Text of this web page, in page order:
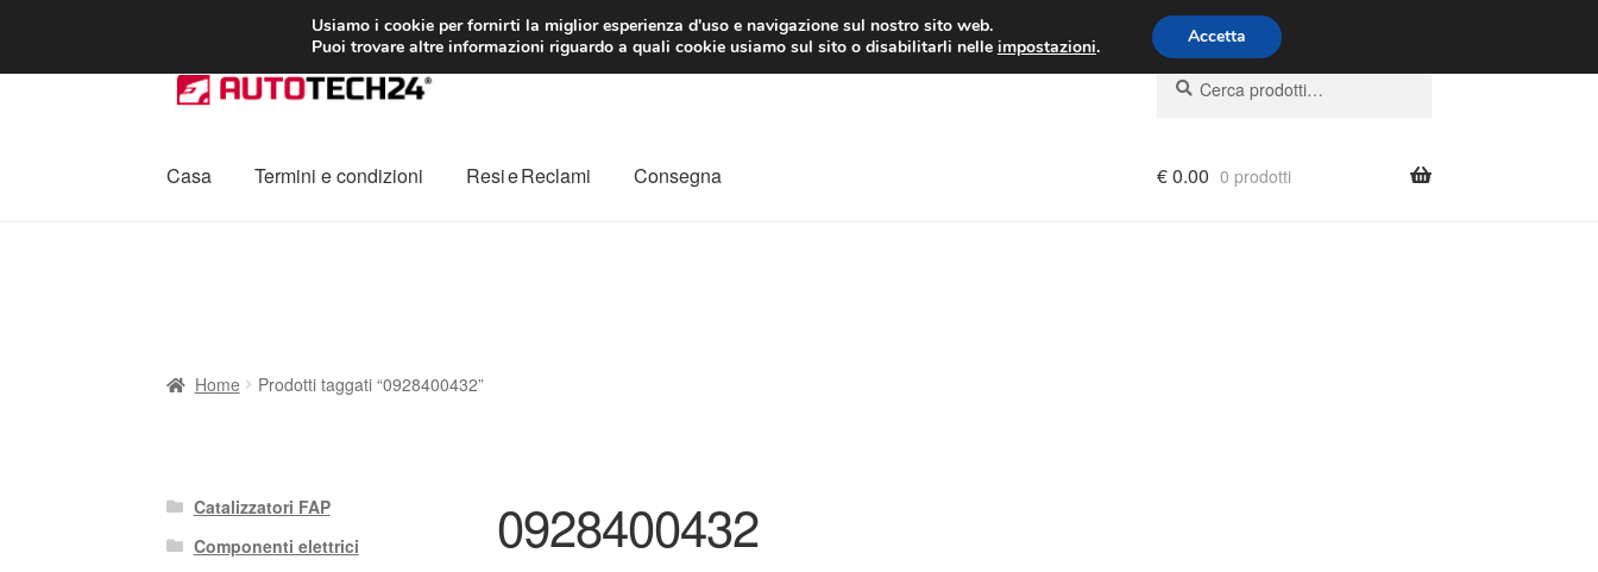
CONSEGNA da 7 EUR Lun-Ven 9:00 - 16:00 800 580 290
Vai
alla
Vai
al
Cerca:
Cerca
Casa Termini e condizioni Resi e Reclami Consegna €0.00 0 prodotti
Home Prodotti taggati “0928400432”
0928400432
Catalizzatori FAP
Componenti elettrici
Usiamo i cookie per fornirti la miglior esperienza d'uso e navigazione sul nostro sito web.
Puoi trovare altre informazioni riguardo a quali cookie usiamo sul sito o disabilitarli nelle impostazioni. Accetta